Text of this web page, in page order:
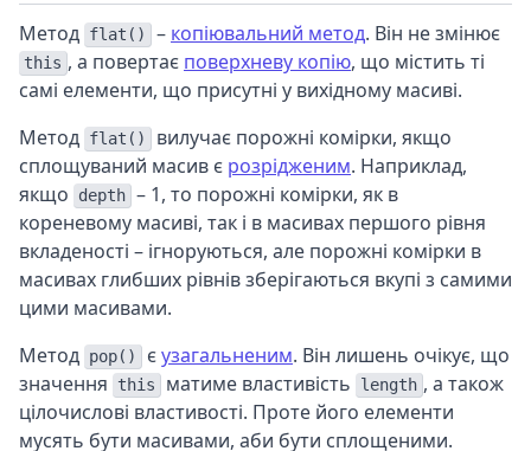
Метод flat() – копіювальний метод. Він не змінює
this , а повертає поверхневу копію, що містить ті
самі елементи, що присутні у вихідному масиві.
Метод flat()
вилучає порожні комірки, якщо
сплощуваний масив є розрідженим. Наприклад,
якщо
depth – 1, то порожні комірки, як в
кореневому масиві, так і в масивах першого рівня
вкладеності – ігноруються, але порожні комірки в
масивах глибших рівнів зберігаються вкупі з самими
цими масивами.
Метод pop() єузагальненим. Він лишень очікує, що
значення
this матиме властивість length , а також
цілочислові властивості. Проте його елементи
мусять бути масивами, аби бути сплощеними.